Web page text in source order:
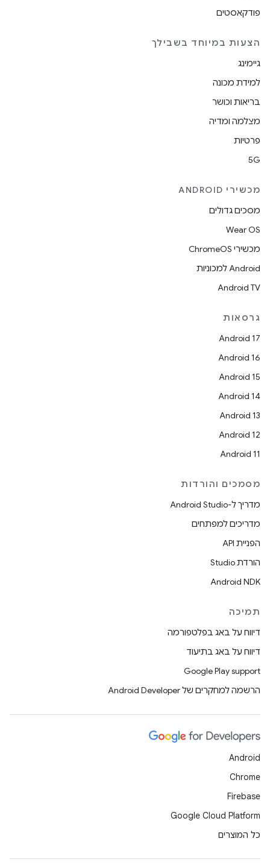
פודקאסטים
הצעות במיוחד בשבילך
גיימינג
למידת מכונה
בריאות וכושר
מצלמה ומדיה
פרטיות
5G
מכשירי ANDROID
מסכים גדולים
Wear OS
מכשירי ChromeOS
Android למכוניות
Android TV
גרסאות
Android 17
Android 16
Android 15
Android 14
Android 13
Android 12
Android 11
מסמכים והורדות
מדריך ל-Android Studio
מדריכים למפתחים
הפניית API
הורדת Studio
Android NDK
תמיכה
דיווח על באג בפלטפורמה
דיווח על באג בתיעוד
Google Play support
הרשמה למחקרים של Android Developer
Android
Chrome
Firebase
Google Cloud Platform
כל המוצרים